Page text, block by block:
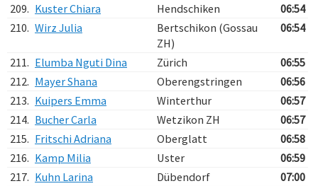
209. Kuster Chiara Hendschiken
06:54
210. Wirz Julia
Bertschikon (Gossau
ZH)
06:54
211. Elumba Nguti Dina Zürich
06:55
212. Mayer Shana Oberengstringen
06:56
213. Kuipers Emma Winterthur
06:57
214. Bucher Carla Wetzikon ZH
06:57
215. Fritschi Adriana Oberglatt
06:58
216. Kamp Milia Uster
06:59
217. Kuhn Larina Dübendorf
07:00